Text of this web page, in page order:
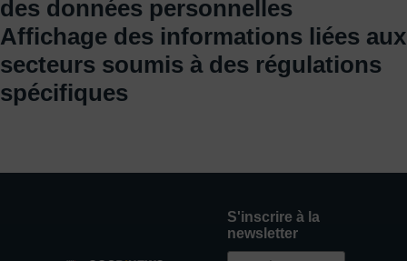
des données personnelles
Affichage des informations liées aux
secteurs soumis à des régulations
spécifiques
S'inscrire à la
newsletter